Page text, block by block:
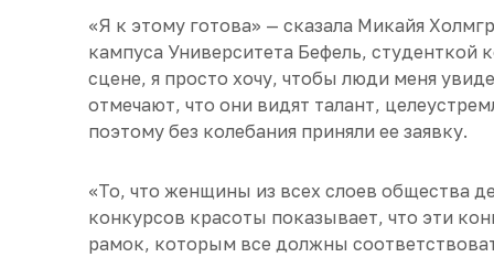
«Я к этому готова» — сказала Микайя
кампуса Университета Бефель, студенткой
сцене, я просто хочу, чтобы люди меня
отмечают, что они видят талант,
поэтому без колебания приняли ее заявку.
«То, что женщины из всех слоев общества
конкурсов красоты показывает, что эти
рамок, которым все должны